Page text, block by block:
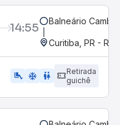
14:55 Balneário
Curitiba, PR -
airline_seat_legroom_extra ac_unit WC
Retirada
guichê